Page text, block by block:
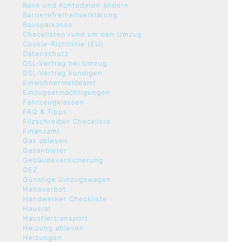
Bank und Kontodaten ändern
Barrierefreiheitserklärung
Bausparkasse
Checklisten rund um den Umzug
Cookie-Richtlinie (EU)
Datenschutz
DSL-Vertrag bei Umzug
DSL-Vertrag kündigen
Einwohnermeldeamt
Einzugsermächtigungen
Fahrzeugklassen
FAQ & Tipps
Filzschreiber Checkliste
Finanzamt
Gas ablesen
Gasanbieter
Gebäudeversicherung
GEZ
Günstige Umzugswagen
Halteverbot
Handwerker Checkliste
Hausrat
Haustiertransport
Heizung ablesen
Heizungen